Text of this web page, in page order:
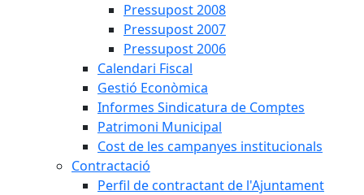
Pressupost 2008
Pressupost 2007
Pressupost 2006
Calendari Fiscal
Gestió Econòmica
Informes Sindicatura de Comptes
Patrimoni Municipal
Cost de les campanyes institucionals
Contractació
Perfil de contractant de l'Ajuntament